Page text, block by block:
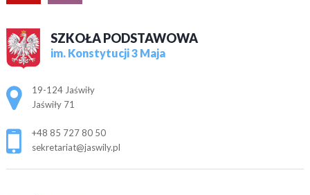
SZKOŁA PODSTAWOWA
im. Konstytucji 3 Maja
Adres pocztowy:
19-124 Jaświły
Jaświły 71
+48 85 727 80 50
sekretariat@jaswily.pl